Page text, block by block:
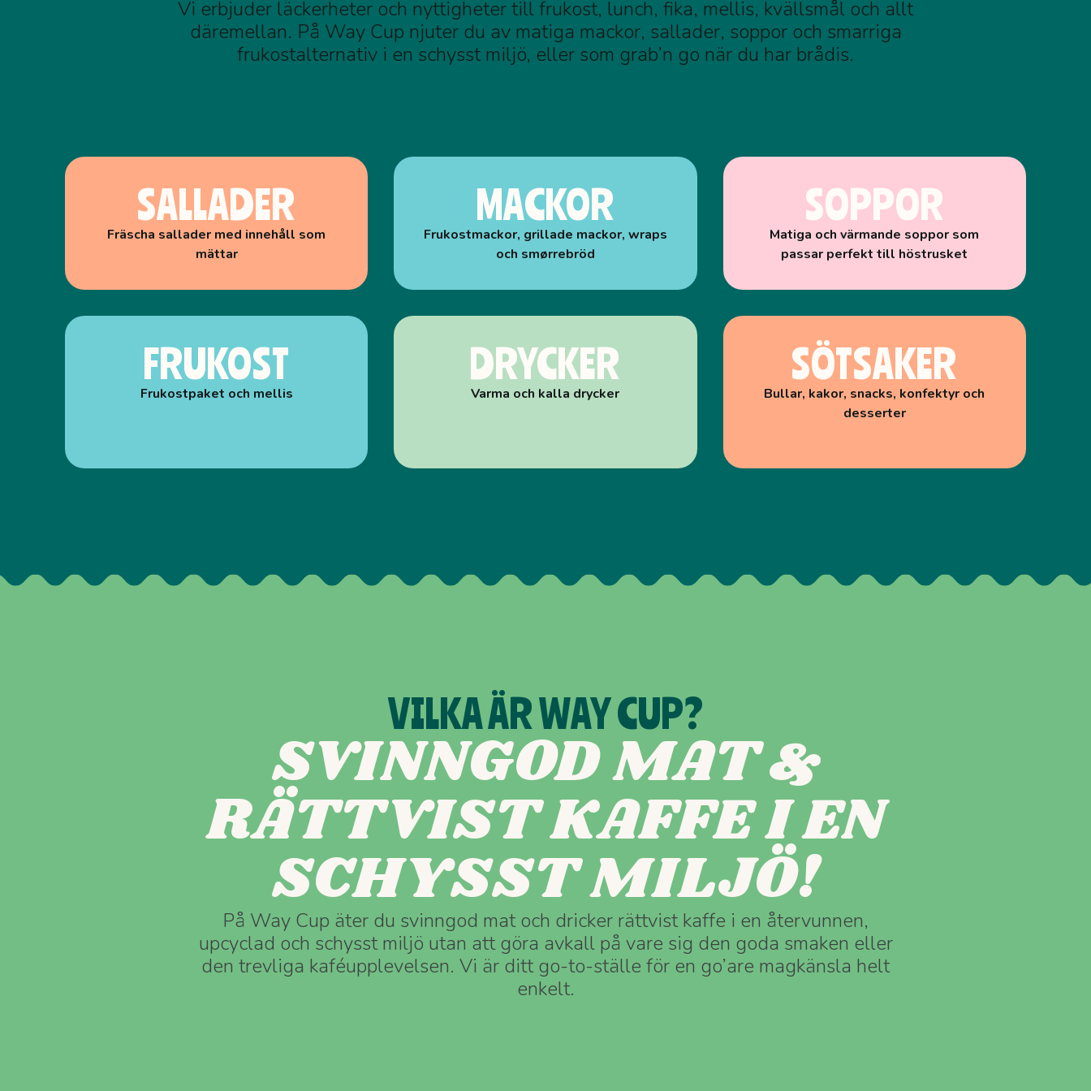
Vi erbjuder läckerheter och nyttigheter till frukost, lunch, fika, mellis, kvällsmål och allt
däremellan. På Way Cup njuter du av matiga mackor, sallader, soppor och smarriga
frukostalternativ i en schysst miljö, eller som grab’n go när du har brådis.
SALLADER
Fräscha sallader med innehåll som
mättar
MACKOR
Frukostmackor, grillade mackor, wraps
och smørrebröd
SOPPOR
Matiga och värmande soppor som
passar perfekt till höstrusket
FRUKOST
Frukostpaket och mellis
DRYCKER
Varma och kalla drycker
SÖTSAKER
Bullar, kakor, snacks, konfektyr och
desserter
VILKA ÄR WAY CUP?
SVINNGOD MAT &
RÄTTVIST KAFFE I EN
SCHYSST MILJÖ!
På Way Cup äter du svinngod mat och dricker rättvist kaffe i en återvunnen,
upcyclad och schysst miljö utan att göra avkall på vare sig den goda smaken eller
den trevliga kaféupplevelsen. Vi är ditt go-to-ställe för en go’are magkänsla helt
enkelt.